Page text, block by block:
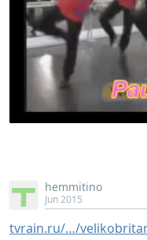
hemmitino
Jun 2015
tvrain.ru/…/